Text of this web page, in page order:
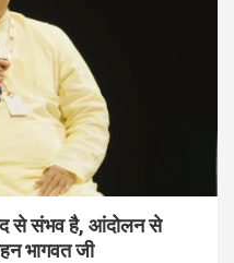
से संभव है, आंदोलन से
भागवत जी